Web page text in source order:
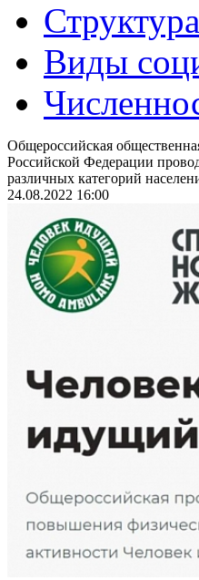
Виды
Общероссийская
Российской Федерации
различных категорий
24.08.2022 16:00